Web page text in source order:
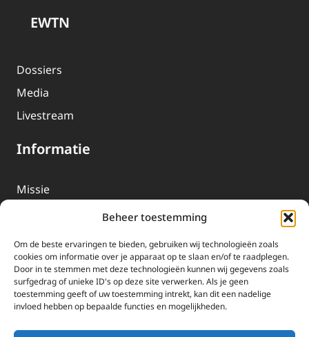
Beheer toestemming
Om de beste ervaringen te bieden, gebruiken wij technologieën zoals
cookies om informatie over je apparaat op te slaan en/of te raadplegen.
Door in te stemmen met deze technologieën kunnen wij gegevens zoals
surfgedrag of unieke ID's op deze site verwerken. Als je geen
toestemming geeft of uw toestemming intrekt, kan dit een nadelige
invloed hebben op bepaalde functies en mogelijkheden.
EWTN
Dossiers
Media
Livestream
Informatie
Missie
EWTN-Team
Organisatiegegevens
Doneren